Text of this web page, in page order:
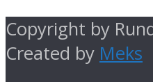
Copyright by
Created by Meks